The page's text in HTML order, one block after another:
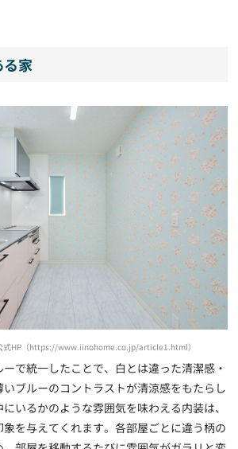
る家
式HP（https://www.iinohome.co.jp/article1.html）
で統一したことで、白とは違った清潔感・
ブルーのコントラストが清涼感をもたらし
いるかのような雰囲気を味わえる内装は、
を与えてくれます。各部屋ごとに違う柄の